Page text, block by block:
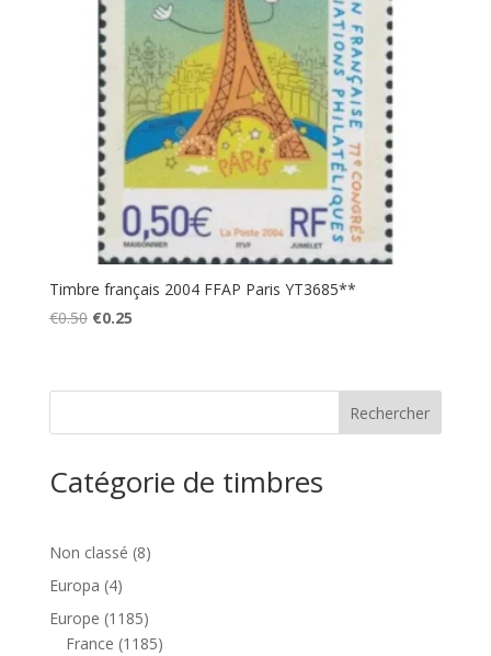
Timbre français 2004 FFAP Paris YT3685**
€0.50 Le
était :
€0.25Le
est :
Catégorie de timbres
Non classé 88
Europa 44
produits
Europe 11851185
produits
France 11851185